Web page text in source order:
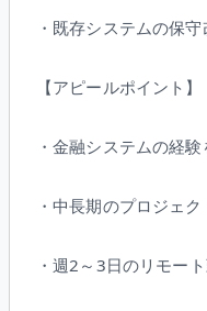
・既存システムの保
【アピールポイント】
・金融システムの経
・中長期のプロジェ
・週2～3日のリモー